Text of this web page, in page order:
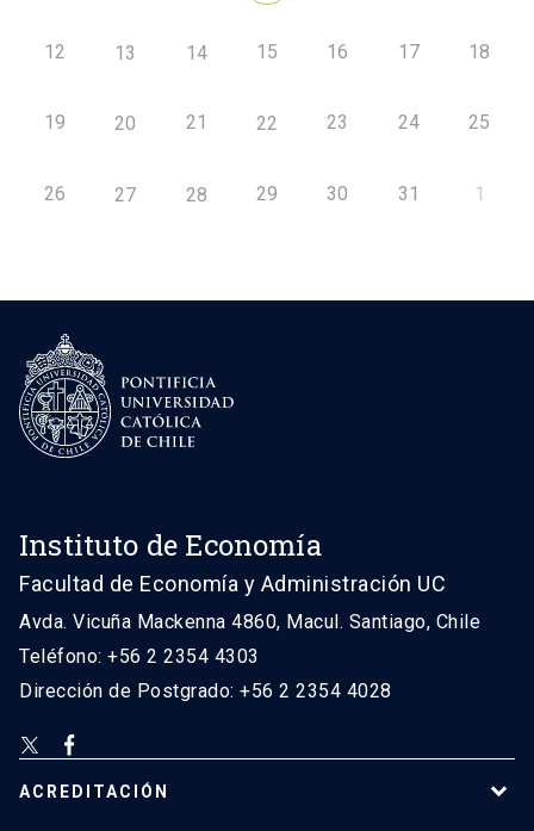
12 13 14 15 16 17 18
19 20 21 22 23 24 25
26 27 28 29 30 31 1
Instituto de Economía
Facultad de Economía y Administración UC
Avda. Vicuña Mackenna 4860, Macul. Santiago, Chile
Teléfono: +56 2 2354 4303
Dirección de Postgrado: +56 2 2354 4028
ACREDITACIÓN